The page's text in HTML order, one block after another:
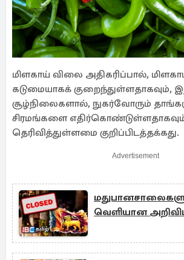
மிளகாய் விலை அதிகரிப்பால்,
கடுமையாகக் குறைந்துள்ளதாகவும்,
சூழ்நிலைகளால், நுகர்வோரும்
சிரமங்களை எதிர்கொண்டுள்ளதாகவும்
தெரிவித்துள்ளமை குறிப்பிடத்தக்கது.
Advertisement
வெளியான